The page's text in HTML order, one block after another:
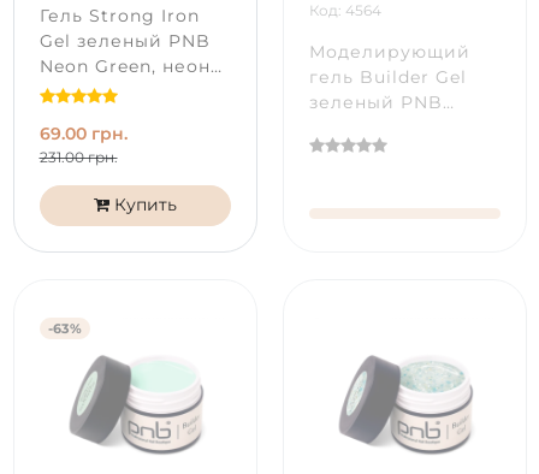
Гель Strong Iron
Gel зеленый PNB
Neon Green, неон
(8 мл)
69.00 грн.
231.00 грн.
Купить
Код: 4564
Моделирующий
гель Builder Gel
зеленый PNB
мл)
-63%